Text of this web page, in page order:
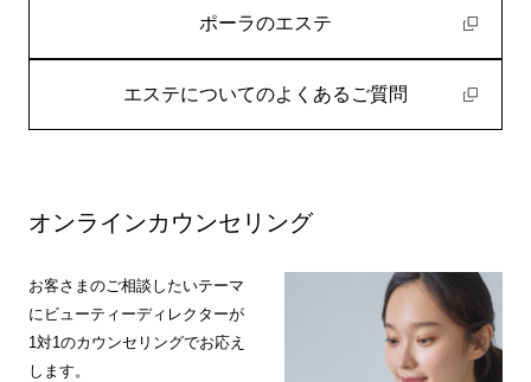
ポーラのエステ
エステについてのよくあるご質問
オンラインカウンセリング
お客さまのご相談したいテーマ
にビューティーディレクターが
1対1のカウンセリングでお応え
します。